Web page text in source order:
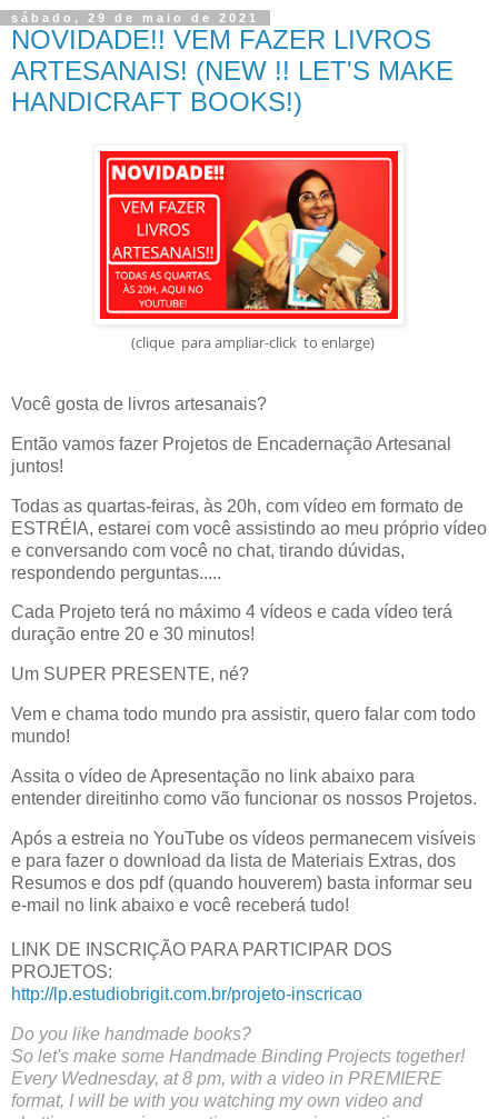
sábado, 29 de maio de 2021
NOVIDADE!! VEM FAZER LIVROS
ARTESANAIS! (NEW !! LET'S MAKE
HANDICRAFT BOOKS!)
(clique para ampliar-click to enlarge)
Você gosta de livros artesanais?
Então vamos fazer Projetos de Encadernação Artesanal
juntos!
Todas as quartas-feiras, às 20h, com vídeo em formato de
ESTRÉIA, estarei com você assistindo ao meu próprio vídeo
e conversando com você no chat, tirando dúvidas,
respondendo perguntas.....
Cada Projeto terá no máximo 4 vídeos e cada vídeo terá
duração entre 20 e 30 minutos!
Um SUPER PRESENTE, né?
Vem e chama todo mundo pra assistir, quero falar com todo
mundo!
Assita o vídeo de Apresentação no link abaixo para
entender direitinho como vão funcionar os nossos Projetos.
Após a estreia no YouTube os vídeos permanecem visíveis
e para fazer o download da lista de Materiais Extras, dos
Resumos e dos pdf (quando houverem) basta informar seu
e-mail no link abaixo e você receberá tudo!
LINK DE INSCRIÇÃO PARA PARTICIPAR DOS
PROJETOS:
http://lp.estudiobrigit.com.br/projeto-inscricao
Do you like handmade books?
So let's make some Handmade Binding Projects together!
Every Wednesday, at 8 pm, with a video in PREMIERE
format, I will be with you watching my own video and